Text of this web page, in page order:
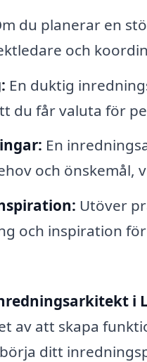
du planerar en
och
En duktig
du får valuta för
En
och önskemål,
Utöver
och inspiration
i
av att skapa
ditt